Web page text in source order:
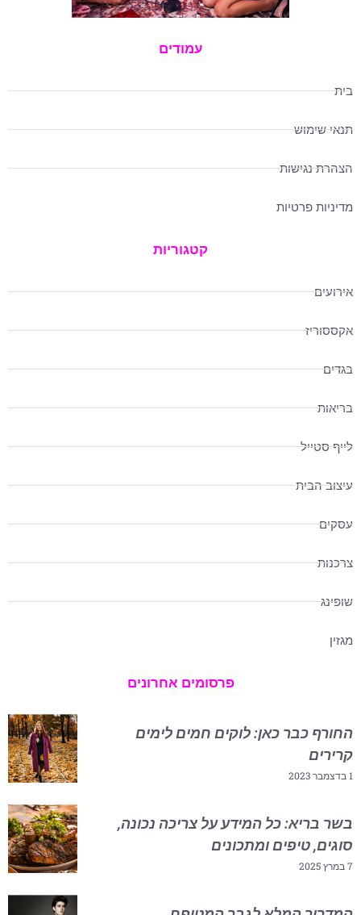
עמודים
בית
תנאי שימוש
הצהרת נגישות
מדיניות פרטיות
קטגוריות
אירועים
אקססוריז
בגדים
בריאות
לייף סטייל
עיצוב הבית
עסקים
צרכנות
שופינג
מגזין
פרסומים אחרונים
החורף כבר כאן: לוקים חמים לימים
קרירים
1 בדצמבר 2023
בשר בריא: כל המידע על צריכה נכונה,
סוגים, טיפים ומתכונים
7 במרץ 2025